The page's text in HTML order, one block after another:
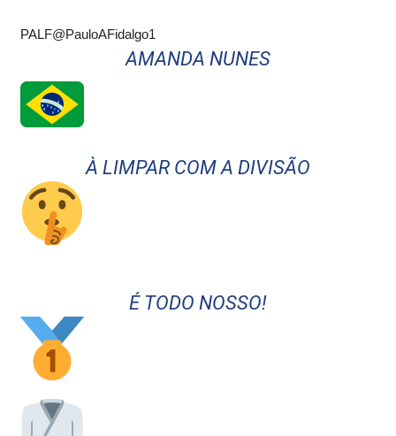
PALF@PauloAFidalgo1
AMANDA NUNES
À LIMPAR COM A DIVISÃO
É TODO NOSSO!